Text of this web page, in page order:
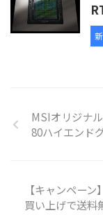
MSIオリジナ
80ハイエンド
【キャンペー
買い上げで送料